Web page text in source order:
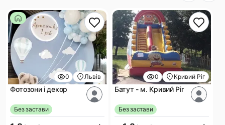
0 Львів
Фотозони і декор
Без застави
0 Кривий Ріг
Батут - м. Кривий Ріг
Без застави